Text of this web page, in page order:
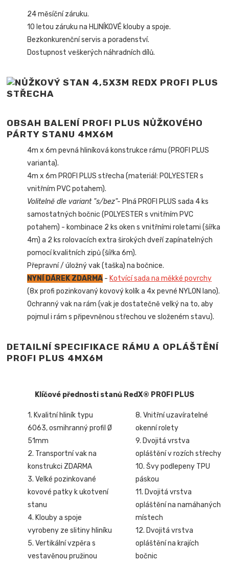
24 měsíční záruku.
10 letou záruku na HLINÍKOVÉ klouby a spoje.
Bezkonkurenční servis a poradenství.
Dostupnost veškerých náhradních dílů.
OBSAH BALENÍ PROFI PLUS NŮŽKOVÉHO
PÁRTY STANU 4MX6M
4m x 6m pevná hliníková konstrukce rámu (PROFI PLUS
varianta).
4m x 6m PROFI PLUS střecha (materiál: POLYESTER s
vnitřním PVC potahem).
Volitelně dle variant "s/bez"- Plná PROFI PLUS sada 4 ks
samostatných bočnic (POLYESTER s vnitřním PVC
potahem) - kombinace 2 ks oken s vnitřními roletami (šířka
4m) a 2 ks rolovacích extra širokých dveří zapínatelných
pomocí kvalitních zipů (šířka 6m).
Přepravní / úložný vak (taška) na bočnice.
NYNÍ DÁREK ZDARMA - Kotvící sada na měkké povrchy
(8x profi pozinkovaný kovový kolík a 4x pevné NYLON lano).
Ochranný vak na rám (vak je dostatečně velký na to, aby
pojmul i rám s připevněnou střechou ve složeném stavu).
DETAILNÍ SPECIFIKACE RÁMU A OPLÁŠTĚNÍ
PROFI PLUS 4MX6M
Klíčové přednosti stanů RedX® PROFI PLUS
1. Kvalitní hliník typu
6063, osmihranný profil Ø
51mm
2. Transportní vak na
konstrukci ZDARMA
3. Velké pozinkované
kovové patky k ukotvení
stanu
4. Klouby a spoje
vyrobeny ze slitiny hliníku
5. Vertikální vzpěra s
vestavěnou pružinou
8. Vnitřní uzavíratelné
okenní rolety
9. Dvojitá vrstva
opláštění v rozích střechy
10. Švy podlepeny TPU
páskou
11. Dvojitá vrstva
opláštění na namáhaných
místech
12. Dvojitá vrstva
opláštění na krajích
bočnic